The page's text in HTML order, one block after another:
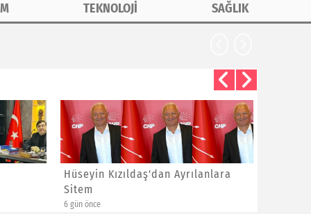
TEKNOLOJİ SAĞLIK
Hüseyin Kızıldaş'dan Ayrılanlara
Sitem
6 gün önce